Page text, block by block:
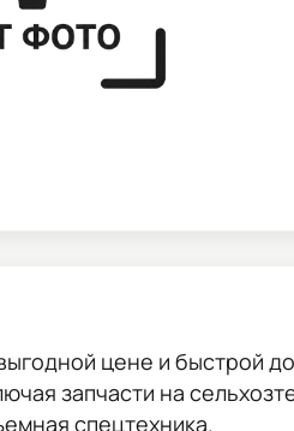
цене и быстрой
запчасти на
спецтехника.